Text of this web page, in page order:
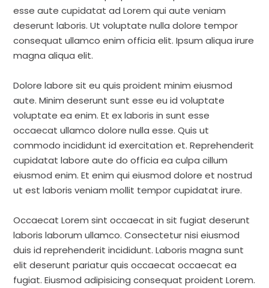
esse aute cupidatat ad Lorem qui aute veniam
deserunt laboris. Ut voluptate nulla dolore tempor
consequat ullamco enim officia elit. Ipsum aliqua irure
magna aliqua elit.
Dolore labore sit eu quis proident minim eiusmod
aute. Minim deserunt sunt esse eu id voluptate
voluptate ea enim. Et ex laboris in sunt esse
occaecat ullamco dolore nulla esse. Quis ut
commodo incididunt id exercitation et. Reprehenderit
cupidatat labore aute do officia ea culpa cillum
eiusmod enim. Et enim qui eiusmod dolore et nostrud
ut est laboris veniam mollit tempor cupidatat irure.
Occaecat Lorem sint occaecat in sit fugiat deserunt
laboris laborum ullamco. Consectetur nisi eiusmod
duis id reprehenderit incididunt. Laboris magna sunt
elit deserunt pariatur quis occaecat occaecat ea
fugiat. Eiusmod adipisicing consequat proident Lorem.